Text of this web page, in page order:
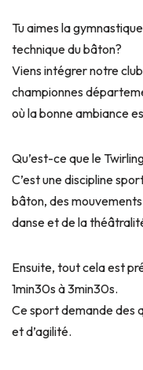
Tu aimes la
technique du bâton?
Viens intégrer notre
championnes
où la bonne ambiance
Qu’est-ce que le
C’est une discipline
bâton, des
danse et de la
Ensuite, tout cela est
1min30s à 3min30s.
Ce sport demande des
et d’agilité.